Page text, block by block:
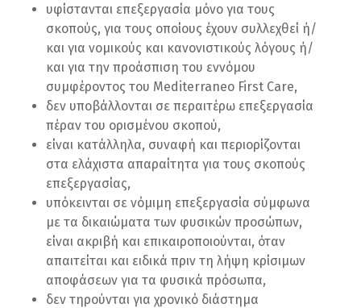
υφίστανται επεξεργασία μόνο για τους
σκοπούς, για τους οποίους έχουν συλλεχθεί ή/
και για νομικούς και κανονιστικούς λόγους ή/
και για την προάσπιση του εννόμου
συμφέροντος του Mediterraneo First Care,
δεν υποβάλλονται σε περαιτέρω επεξεργασία
πέραν του ορισμένου σκοπού,
είναι κατάλληλα, συναφή και περιορίζονται
στα ελάχιστα απαραίτητα για τους σκοπούς
επεξεργασίας,
υπόκεινται σε νόμιμη επεξεργασία σύμφωνα
με τα δικαιώματα των φυσικών προσώπων,
είναι ακριβή και επικαιροποιούνται, όταν
απαιτείται και ειδικά πριν τη λήψη κρίσιμων
αποφάσεων για τα φυσικά πρόσωπα,
δεν τηρούνται για χρονικό διάστημα